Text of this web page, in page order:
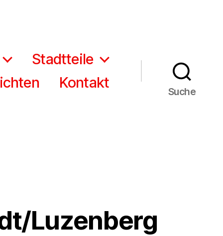
Stadtteile
Kontakt
Suche
Luzenberg